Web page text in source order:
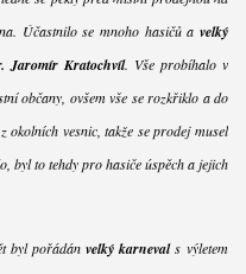
Účastnilo se mnoho hasičů avelký
Jaromír Kratochvíl. Vše probíhalo v
občany, ovšem vše se rozkřiklo a do
vesnic, takže se prodej musel
byl to tehdy pro hasiče úspěch a jejich
byl pořádánvelký karnevals výletem